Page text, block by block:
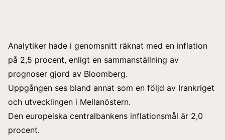
Analytiker hade i genomsnitt räknat med en inflation
på 2,5 procent, enligt en sammanställning av
prognoser gjord av Bloomberg.
Uppgången ses bland annat som en följd av Irankriget
och utvecklingen i Mellanöstern.
Den europeiska centralbankens inflationsmål är 2,0
procent.